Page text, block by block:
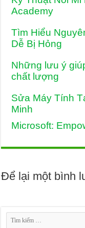
Academy
Tìm Hiểu
Dễ Bị Hỏng
Những lưu ý
chất lượng
Sửa Máy Tính
Minh
Microsoft:
Để lại một bình